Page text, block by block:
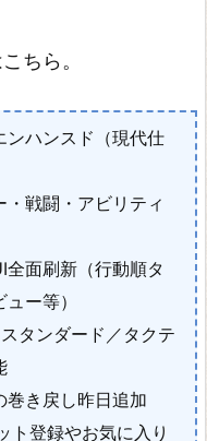
ちら。
ンハンスド（現代仕
戦闘・アビリティ
面刷新（行動順タ
ー等）
タンダード／タクテ
巻き戻し昨日追加
ト登録やお気に入り